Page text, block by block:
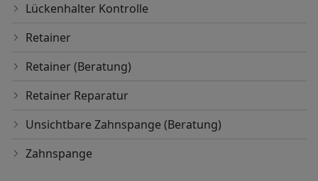
Lückenhalter Kontrolle
Retainer
Retainer (Beratung)
Retainer Reparatur
Unsichtbare Zahnspange (Beratung)
Zahnspange